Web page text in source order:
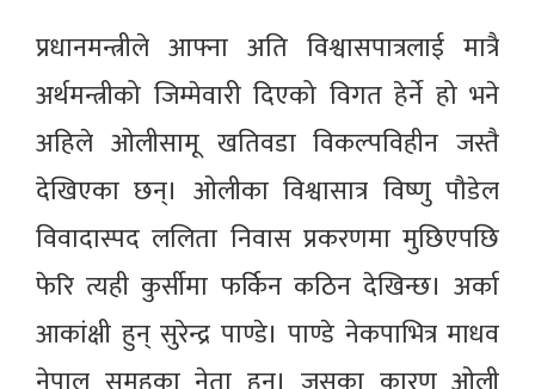
प्रधानमन्त्रीले आफ्ना अति विश्वासपात्रलाई मात्रै
अर्थमन्त्रीको जिम्मेवारी दिएको विगत हेर्ने हो भने
अहिले ओलीसामू खतिवडा विकल्पविहीन जस्तै
देखिएका छन्। ओलीका विश्वासात्र विष्णु पौडेल
विवादास्पद ललिता निवास प्रकरणमा मुछिएपछि
फेरि त्यही कुर्सीमा फर्किन कठिन देखिन्छ। अर्का
आकांक्षी हुन् सुरेन्द्र पाण्डे। पाण्डे नेकपाभित्र माधव